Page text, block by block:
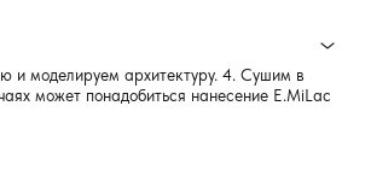
и моделируем архитектуру. 4. Сушим в
может понадобиться нанесение E.MiLac